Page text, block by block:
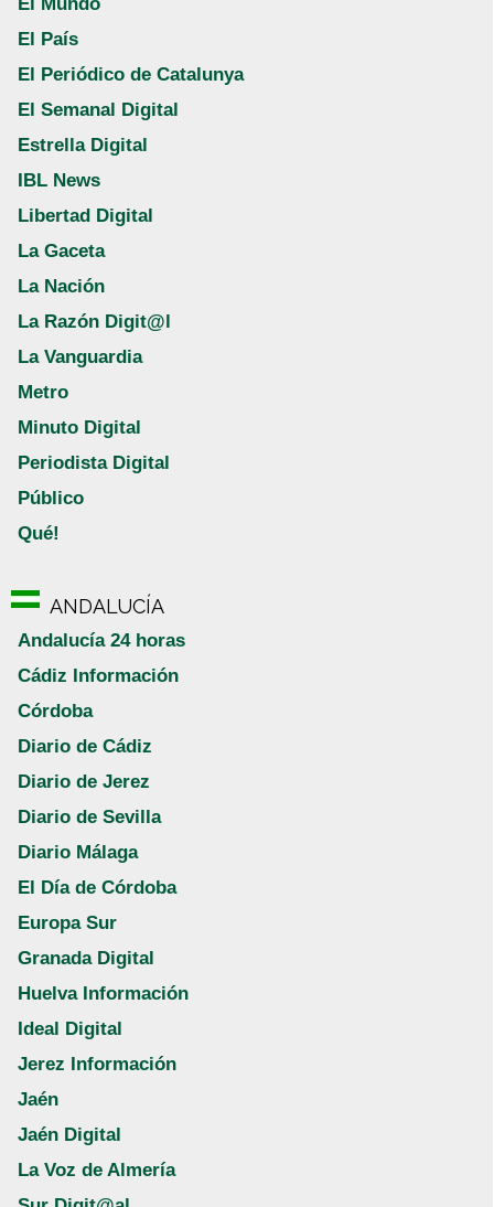
El Mundo
El País
El Periódico de Catalunya
El Semanal Digital
Estrella Digital
IBL News
Libertad Digital
La Gaceta
La Nación
La Razón Digit@l
La Vanguardia
Metro
Minuto Digital
Periodista Digital
Público
Qué!
ANDALUCÍA
Andalucía 24 horas
Cádiz Información
Córdoba
Diario de Cádiz
Diario de Jerez
Diario de Sevilla
Diario Málaga
El Día de Córdoba
Europa Sur
Granada Digital
Huelva Información
Ideal Digital
Jerez Información
Jaén
Jaén Digital
La Voz de Almería